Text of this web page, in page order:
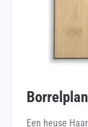
Een heuse